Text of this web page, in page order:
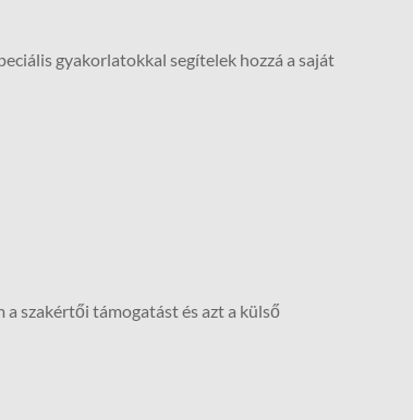
gyakorlatokkal segítelek hozzá a saját
a szakértői támogatást és azt a külső